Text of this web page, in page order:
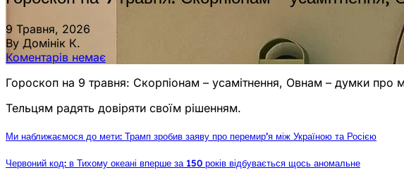
9 Травня, 2026
By Домінік К.
Коментарів немає
Гороскоп на 9 травня: Скорпіонам – усамітнення, Овнам – думки про
Тельцям радять довіряти своїм рішенням.
Ми наближаємося до мети: Трамп зробив заяву про перемир’я між Україною та Росією
Червоний код: в Тихому океані вперше за 150 років відбувається щось аномальне